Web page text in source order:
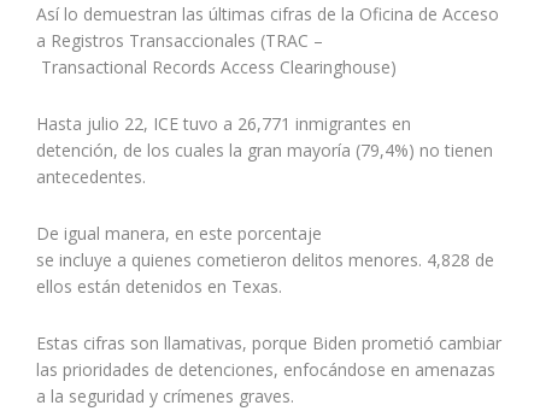
Así lo demuestran las últimas cifras de la Oficina de Acceso
a Registros Transaccionales (TRAC –
Transactional Records Access Clearinghouse)
Hasta julio 22, ICE tuvo a 26,771 inmigrantes en
detención, de los cuales la gran mayoría (79,4%) no tienen
antecedentes.
De igual manera, en este porcentaje
se incluye a quienes cometieron delitos menores. 4,828 de
ellos están detenidos en Texas.
Estas cifras son llamativas, porque Biden prometió cambiar
las prioridades de detenciones, enfocándose en amenazas
a la seguridad y crímenes graves.